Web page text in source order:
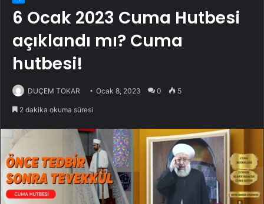
6 Ocak 2023 Cuma Hutbesi
açıklandı mı? Cuma
hutbesi!
DUÇEM TOKAR Ocak 8, 2023 0 5
2 dakika okuma süresi